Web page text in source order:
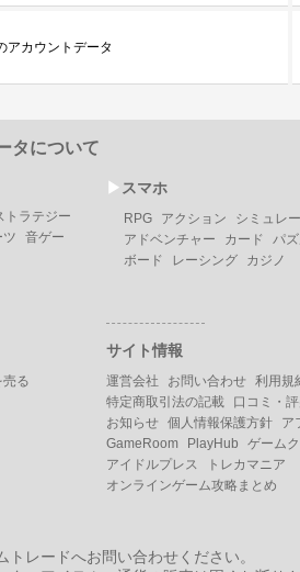
アカウントデータ
タについて
トラテジー
ツ
音ゲー
▶︎ スマホ
RPG アクション シミュレ
アドベンチャー
カード パ
ボード
レーシング カジノ
売る
サイト情報
運営会社 お問い合わせ 利用規
特定商取引法の記載
口コミ・
お知らせ 個人情報保護方針
ア
GameRoom
PlayHub
ゲーム
アイドルプレス
トレカマニア
オンラインゲーム攻略まとめ
レードへお問い合わせください。